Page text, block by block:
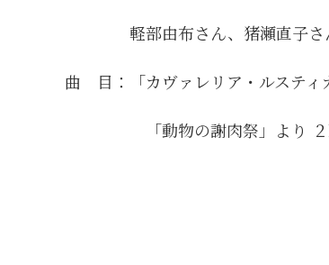
軽部由布さん、猪瀬直子さ
曲 目：「カヴァレリア・ルスティ
「動物の謝肉祭」より ２